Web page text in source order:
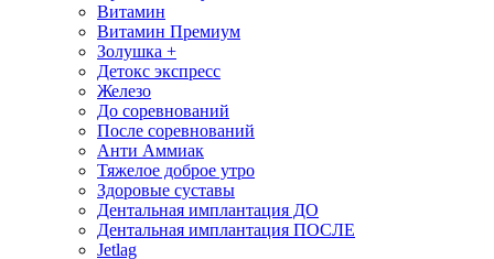
Витамин
Витамин Премиум
Золушка +
Детокс экспресс
Железо
До соревнований
После соревнований
Анти Аммиак
Тяжелое доброе утро
Здоровые суставы
Дентальная имплантация ДО
Дентальная имплантация ПОСЛЕ
Jetlag